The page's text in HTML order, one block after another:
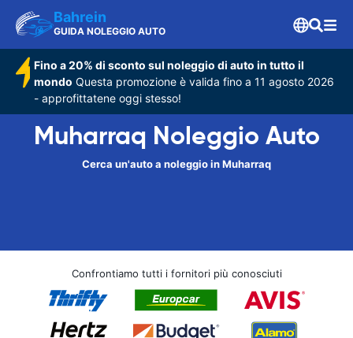
Bahrein
GUIDA NOLEGGIO AUTO
Fino a 20% di sconto sul noleggio di auto in tutto il
mondo Questa promozione è valida fino a 11 agosto 2026
- approfittatene oggi stesso!
Muharraq Noleggio Auto
Cerca un'auto a noleggio in Muharraq
Confrontiamo tutti i fornitori più conosciuti